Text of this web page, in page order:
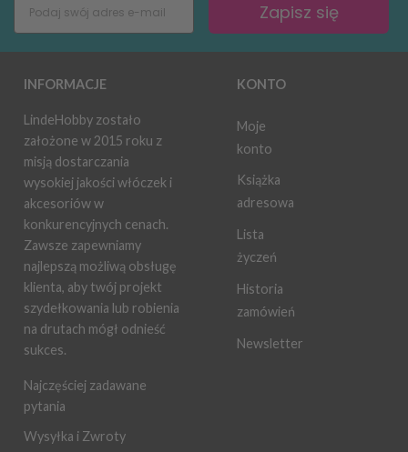
Zapisz się
INFORMACJE
LindeHobby zostało
założone w 2015 roku z
misją dostarczania
wysokiej jakości włóczek i
akcesoriów w
konkurencyjnych cenach.
Zawsze zapewniamy
najlepszą możliwą obsługę
klienta, aby twój projekt
szydełkowania lub robienia
na drutach mógł odnieść
sukces.
Najczęściej zadawane
pytania
Wysyłka i Zwroty
KONTO
Moje
konto
Książka
adresowa
Lista
życzeń
Historia
zamówień
Newsletter